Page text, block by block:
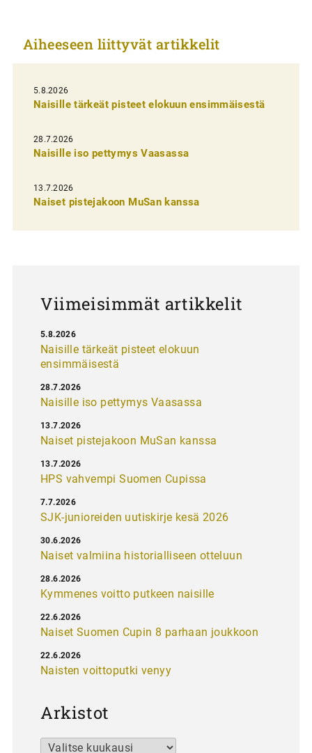
e
i
e
n
s
e
l
Aiheeseen liittyvät artikkelit
5.8.2026
Naisille tärkeät pisteet elokuun ensimmäisestä
28.7.2026
Naisille iso pettymys Vaasassa
13.7.2026
Naiset pistejakoon MuSan kanssa
Viimeisimmät artikkelit
Naisille tärkeät pisteet elokuun
ensimmäisestä
5.8.2026
Naisille iso pettymys Vaasassa
28.7.2026
Naiset pistejakoon MuSan kanssa
13.7.2026
HPS vahvempi Suomen Cupissa
13.7.2026
SJK-junioreiden uutiskirje kesä 2026
7.7.2026
Naiset valmiina historialliseen otteluun
30.6.2026
Kymmenes voitto putkeen naisille
28.6.2026
Naiset Suomen Cupin 8 parhaan joukkoon
22.6.2026
Naisten voittoputki venyy
22.6.2026
Arkistot
Arkistot